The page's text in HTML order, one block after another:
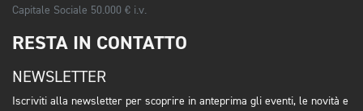
Capitale Sociale 50.000 € i.v.
RESTA IN CONTATTO
NEWSLETTER
Iscriviti alla newsletter per scoprire in anteprima gli eventi, le novità e